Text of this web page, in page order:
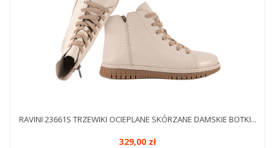
RAVINI 23661S TRZEWIKI OCIEPLANE SKÓRZANE DAMSKIE BOTKI...
329,00 zł